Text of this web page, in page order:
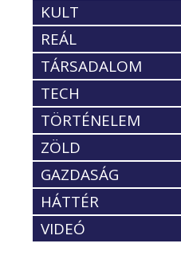
KULT
REÁL
TÁRSADALOM
TECH
TÖRTÉNELEM
ZÖLD
GAZDASÁG
HÁTTÉR
VIDEÓ